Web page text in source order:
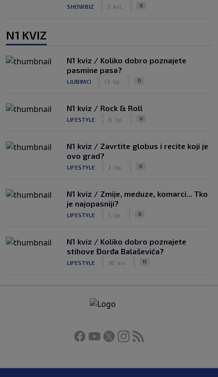
SHOWBIZ 3. kol. 0
N1 KVIZ
N1 kviz / Koliko dobro poznajete
pasmine pasa?
LJUBIMCI 13. lip. 0
N1 kviz / Rock & Roll
LIFESTYLE 8. lip. 0
N1 kviz / Zavrtite globus i recite koji je
ovo grad?
LIFESTYLE 2. lip. 0
N1 kviz / Zmije, meduze, komarci... Tko
je najopasniji?
LIFESTYLE 1. lip. 0
N1 kviz / Koliko dobro poznajete
stihove Đorđa Balaševića?
LIFESTYLE 18. svi. 11